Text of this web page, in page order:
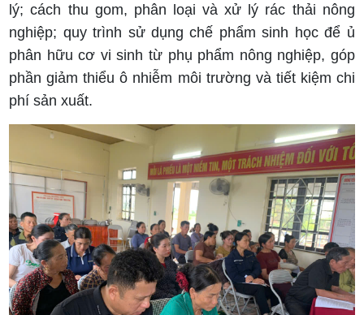
lý; cách thu gom, phân loại và xử lý rác thải nông
nghiệp; quy trình sử dụng chế phẩm sinh học để ủ
phân hữu cơ vi sinh từ phụ phẩm nông nghiệp, góp
phần giảm thiểu ô nhiễm môi trường và tiết kiệm chi
phí sản xuất.